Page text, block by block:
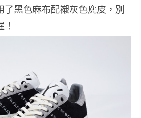
了黑色麻布配襯灰色麂皮，別